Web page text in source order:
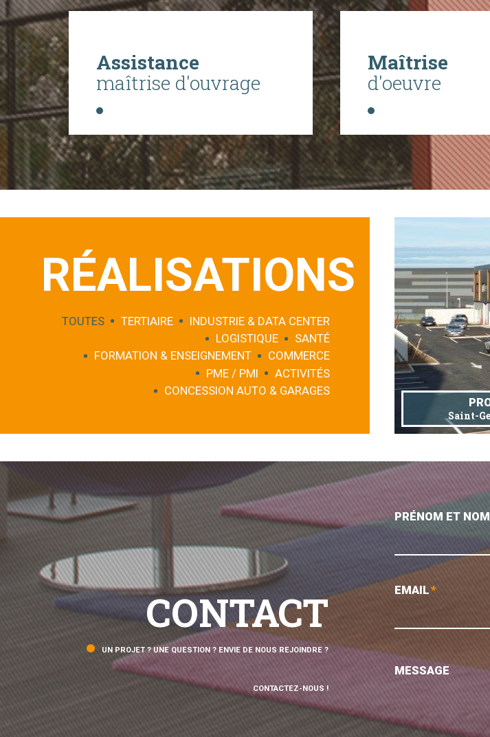
Assistance
maîtrise d'ouvrage
Maîtrise
d'oeuvre
RÉALISATIONS
TOUTES TERTIAIRE
INDUSTRIE & DATA CENTER
LOGISTIQUE
SANTÉ
FORMATION & ENSEIGNEMENT
COMMERCE
PME / PMI
ACTIVITÉS
CONCESSION AUTO & GARAGES
Saint-
CONTACT
UN PROJET ? UNE QUESTION ? ENVIE DE NOUS REJOINDRE ?
CONTACTEZ-NOUS !
PRÉNOM ET NOM
EMAIL*
MESSAGE